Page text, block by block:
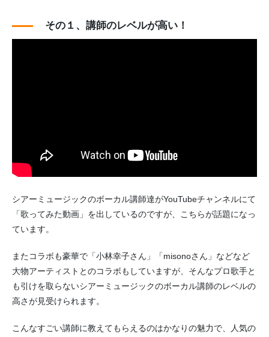
その１、講師のレベルが高い！
シアーミュージックのボーカル講師達がYouTubeチャンネルにて
「歌ってみた動画」を出しているのですが、こちらが話題になっ
ています。
またコラボも豪華で「小林幸子さん」「misonoさん」などなど
大物アーティストとのコラボもしていますが、そんなプロ歌手と
も引けを取らないシアーミュージックのボーカル講師のレベルの
高さが見受けられます。
こんなすごい講師に教えてもらえるのはかなりの魅力で、人気の